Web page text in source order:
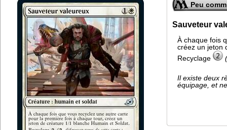
Peu
Sauveteur
À chaque fois
créez un jeton
Recyclage
(
Il existe deux
équipage, et